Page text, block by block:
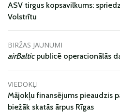
ASV tirgus kopsavilkums:
Volstrītu
BIRŽAS JAUNUMI
airBalticpublicē operacionālās
VIEDOKĻI
Mājokļu finansējums pieaudzis
biežāk skatās ārpus Rīgas